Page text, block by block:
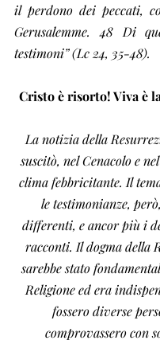
il perdono dei peccati,
Gerusalemme. 48 Di
testimoni” (Lc 24, 35-48).
Cristo è risorto! Viva è
La notizia della
suscitò, nel Cenacolo e
clima febbricitante. Il
le testimonianze,
differenti, e ancor più i
racconti. Il dogma della
sarebbe stato
Religione ed era
fossero diverse
comprovassero con